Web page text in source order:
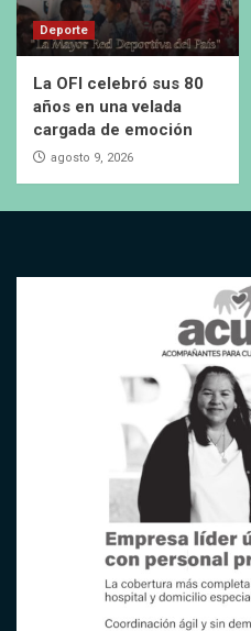
Deporte
La OFI celebró sus 80
años en una velada
cargada de emoción
agosto 9, 2026